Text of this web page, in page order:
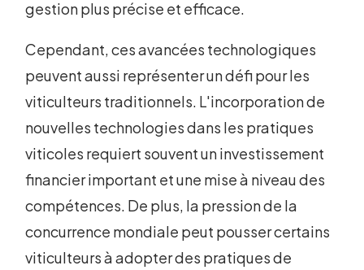
gestion plus précise et efficace.
Cependant, ces avancées technologiques
peuvent aussi représenter un défi pour les
viticulteurs traditionnels. L'incorporation de
nouvelles technologies dans les pratiques
viticoles requiert souvent un investissement
financier important et une mise à niveau des
compétences. De plus, la pression de la
concurrence mondiale peut pousser certains
viticulteurs à adopter des pratiques de